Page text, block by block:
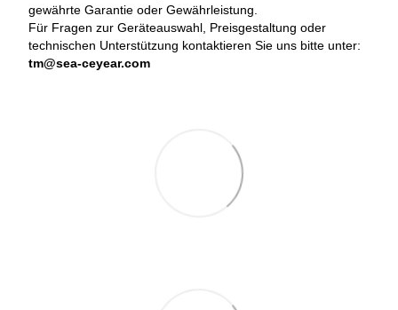
gewährte Garantie oder Gewährleistung.
Für Fragen zur Geräteauswahl, Preisgestaltung oder
technischen Unterstützung kontaktieren Sie uns bitte unter:
tm@sea-ceyear.com